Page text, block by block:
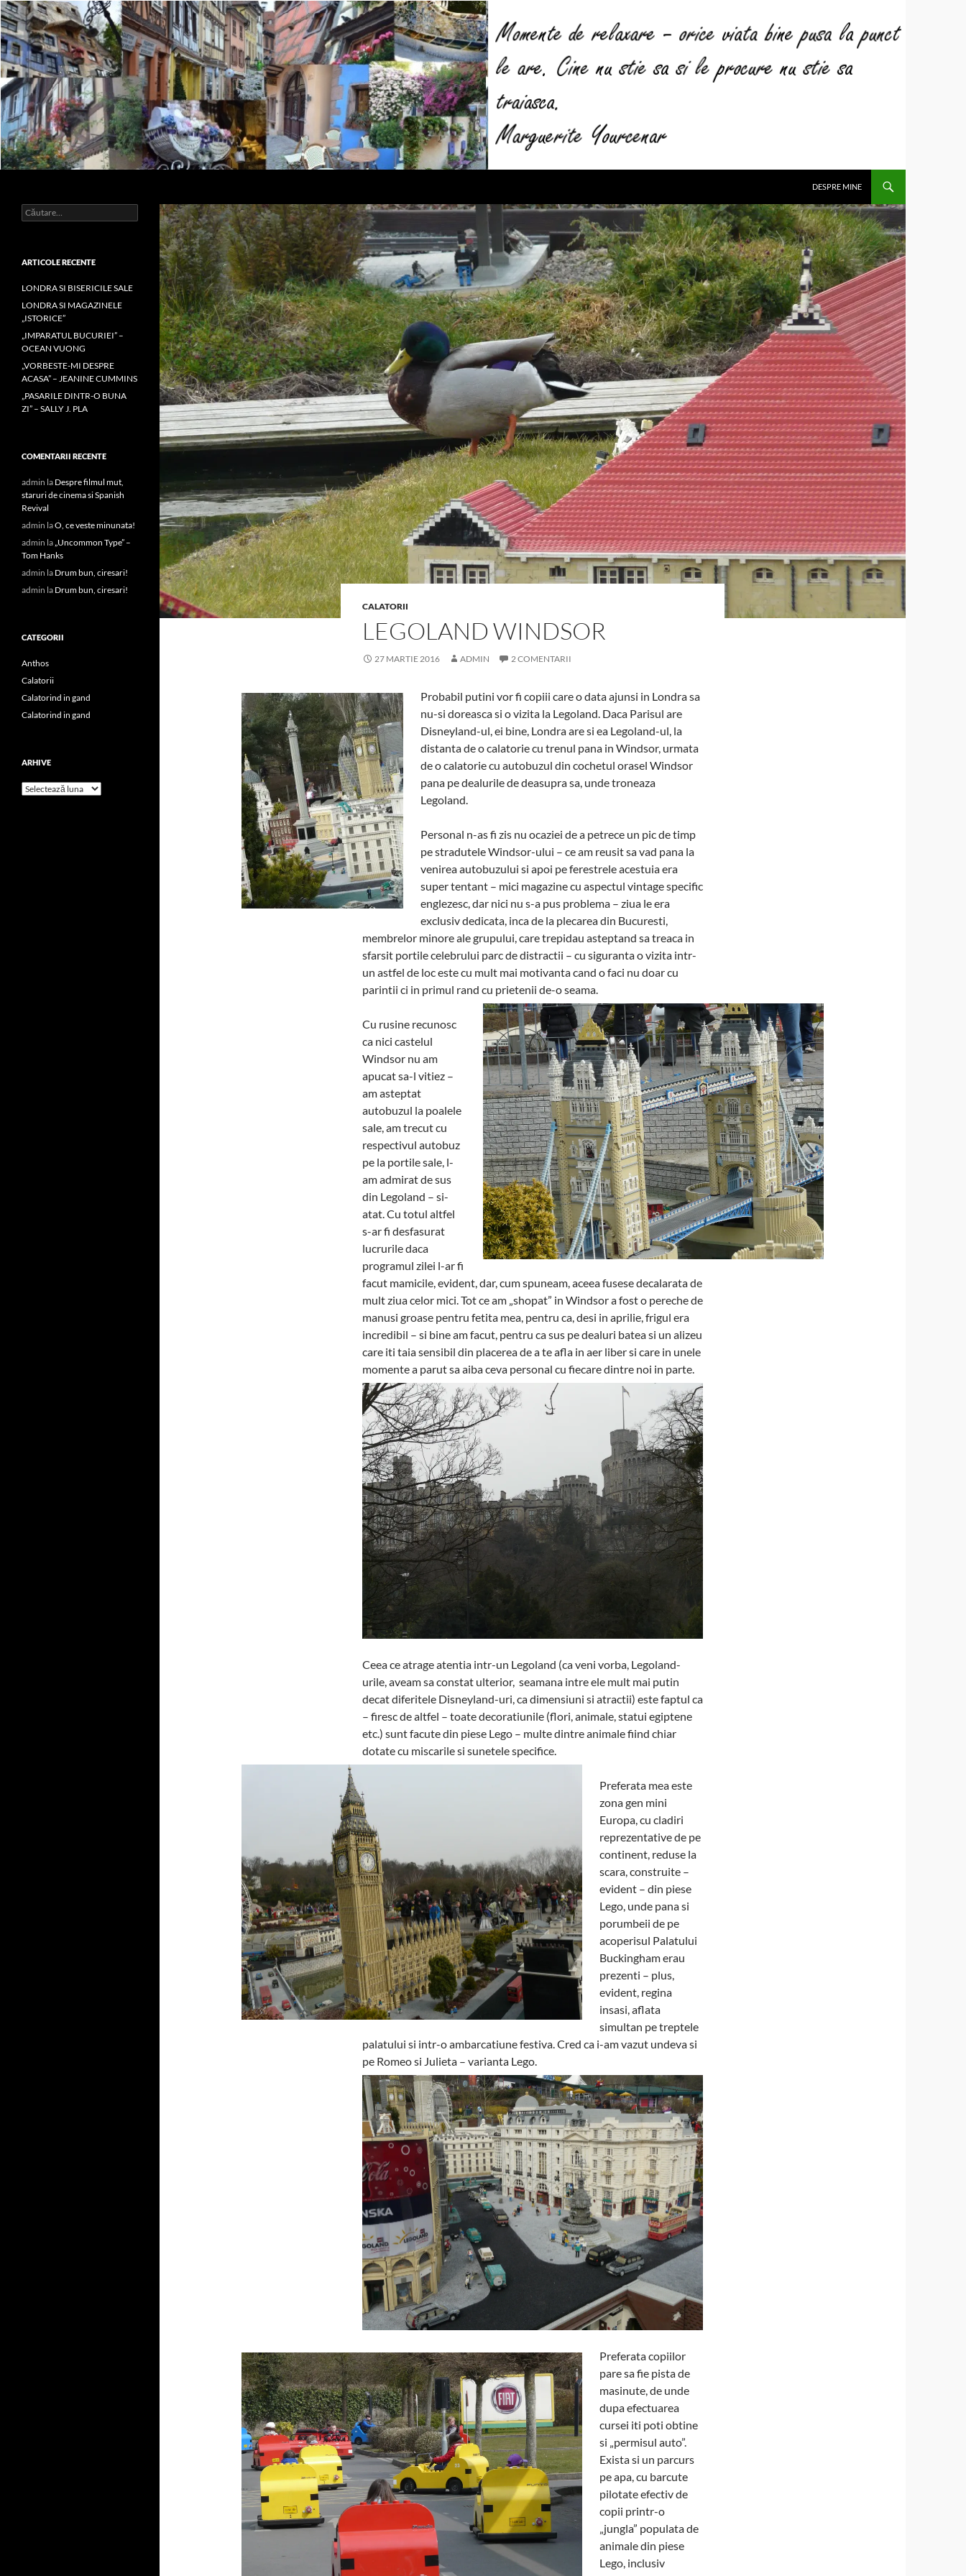
Sari
la
conținut
DESPRE MINE
CALATORII
LEGOLAND WINDSOR
27 MARTIE 2016 ADMIN 2 COMENTARII
Probabil putini vor fi copiii care o data ajunsi in Londra sa
nu-si doreasca si o vizita la Legoland. Daca Parisul are
Disneyland-ul, ei bine, Londra are si ea Legoland-ul, la
distanta de o calatorie cu trenul pana in Windsor, urmata
de o calatorie cu autobuzul din cochetul orasel Windsor
pana pe dealurile de deasupra sa, unde troneaza
Legoland.
Personal n-as fi zis nu ocaziei de a petrece un pic de timp
pe stradutele Windsor-ului – ce am reusit sa vad pana la
venirea autobuzului si apoi pe ferestrele acestuia era
super tentant – mici magazine cu aspectul vintage specific
englezesc, dar nici nu s-a pus problema – ziua le era
exclusiv dedicata, inca de la plecarea din Bucuresti,
membrelor minore ale grupului, care trepidau asteptand sa treaca in
sfarsit portile celebrului parc de distractii – cu siguranta o vizita intr-
un astfel de loc este cu mult mai motivanta cand o faci nu doar cu
parintii ci in primul rand cu prietenii de-o seama.
Cu rusine recunosc
ca nici castelul
Windsor nu am
apucat sa-l vitiez –
am asteptat
autobuzul la poalele
sale, am trecut cu
respectivul autobuz
pe la portile sale, l-
am admirat de sus
din Legoland – si-
atat. Cu totul altfel
s-ar fi desfasurat
lucrurile daca
programul zilei l-ar fi
facut mamicile, evident, dar, cum spuneam, aceea fusese decalarata de
mult ziua celor mici. Tot ce am „shopat” in Windsor a fost o pereche de
manusi groase pentru fetita mea, pentru ca, desi in aprilie, frigul era
incredibil – si bine am facut, pentru ca sus pe dealuri batea si un alizeu
care iti taia sensibil din placerea de a te afla in aer liber si care in unele
momente a parut sa aiba ceva personal cu fiecare dintre noi in parte.
Ceea ce atrage atentia intr-un Legoland (ca veni vorba, Legoland-
urile, aveam sa constat ulterior, seamana intre ele mult mai putin
decat diferitele Disneyland-uri, ca dimensiuni si atractii) este faptul ca
– firesc de altfel – toate decoratiunile (flori, animale, statui egiptene
etc.) sunt facute din piese Lego – multe dintre animale fiind chiar
dotate cu miscarile si sunetele specifice.
Preferata mea este
zona gen mini
Europa, cu cladiri
reprezentative de pe
continent, reduse la
scara, construite –
evident – din piese
Lego, unde pana si
porumbeii de pe
acoperisul Palatului
Buckingham erau
prezenti – plus,
evident, regina
insasi, aflata
simultan pe treptele
palatului si intr-o ambarcatiune festiva. Cred ca i-am vazut undeva si
pe Romeo si Julieta – varianta Lego.
Preferata copiilor
pare sa fie pista de
masinute, de unde
dupa efectuarea
cursei iti poti obtine
si „permisul auto”.
Exista si un parcurs
pe apa, cu barcute
pilotate efectiv de
copii printr-o
„jungla” populata de
animale din piese
Lego, inclusiv
Caută
după:
ARTICOLE RECENTE
LONDRA SI BISERICILE SALE
LONDRA SI MAGAZINELE
„ISTORICE”
„IMPARATUL BUCURIEI” –
OCEAN VUONG
„VORBESTE-MI DESPRE
ACASA” – JEANINE CUMMINS
„PASARILE DINTR-O BUNA
ZI” – SALLY J. PLA
COMENTARII RECENTE
admin la Despre filmul mut,
staruri de cinema si Spanish
Revival
admin laO, ce veste minunata!
admin la „Uncommon Type” –
Tom Hanks
admin la Drum bun, ciresari!
admin la Drum bun, ciresari!
CATEGORII
Anthos
Calatorii
Calatorind in gand
Calatorind in gand
ARHIVE
Arhive